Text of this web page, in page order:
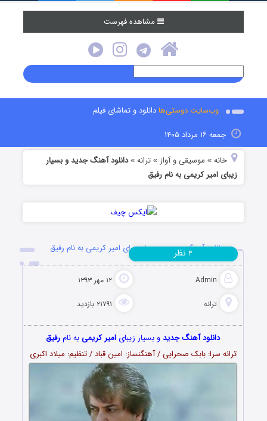
مشاهده فهرست
وب‌سایت دوستی‌هادانلود و تماشای فیلم
جمعه ۱۶ مرداد ۱۴۰۵
خانه » موسیقی و آواز »ترانه »دانلود آهنگ جدید و بسیار
زیبای امیر کریمی به نام رفیق
دانلود آهنگ جدید و بسیار زیبای امیر کریمی به نام رفیق
Admin ۱۲ مهر ۱۳۹۳
ترانه ۲۱۷۹۱ بازدید
۴ نظر
دانلود آهنگ جدیدو بسیار زیبای امیر کریمیبه نامرفیق
ترانه سرا: بابک صحرایی / آهنگنساز: امین قباد / تنظیم: میلاد اکبری